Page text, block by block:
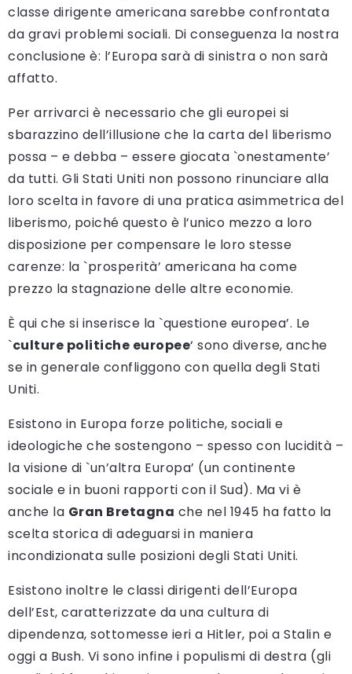
classe dirigente americana sarebbe confrontata
da gravi problemi sociali. Di conseguenza la nostra
conclusione è: l’Europa sarà di sinistra o non sarà
affatto.
Per arrivarci è necessario che gli europei si
sbarazzino dell’illusione che la carta del liberismo
possa – e debba – essere giocata `onestamente’
da tutti. Gli Stati Uniti non possono rinunciare alla
loro scelta in favore di una pratica asimmetrica del
liberismo, poiché questo è l’unico mezzo a loro
disposizione per compensare le loro stesse
carenze: la `prosperità’ americana ha come
prezzo la stagnazione delle altre economie.
È qui che si inserisce la `questione europea’. Le
`culture politiche europee‘ sono diverse, anche
se in generale confliggono con quella degli Stati
Uniti.
Esistono in Europa forze politiche, sociali e
ideologiche che sostengono – spesso con lucidità –
la visione di `un’altra Europa’ (un continente
sociale e in buoni rapporti con il Sud). Ma vi è
anche la Gran Bretagna che nel 1945 ha fatto la
scelta storica di adeguarsi in maniera
incondizionata sulle posizioni degli Stati Uniti.
Esistono inoltre le classi dirigenti dell’Europa
dell’Est, caratterizzate da una cultura di
dipendenza, sottomesse ieri a Hitler, poi a Stalin e
oggi a Bush. Vi sono infine i populismi di destra (gli